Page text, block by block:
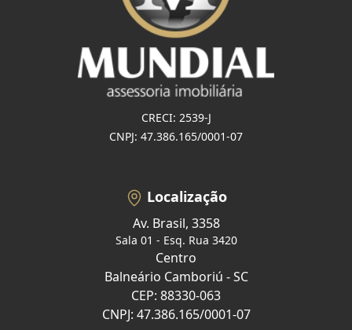
CRECI: 2539-J
CNPJ: 47.386.165/0001-07
Localização
Av. Brasil, 3358
Sala 01 - Esq. Rua 3420
Centro
Balneário Camboriú - SC
CEP: 88330-063
CNPJ: 47.386.165/0001-07